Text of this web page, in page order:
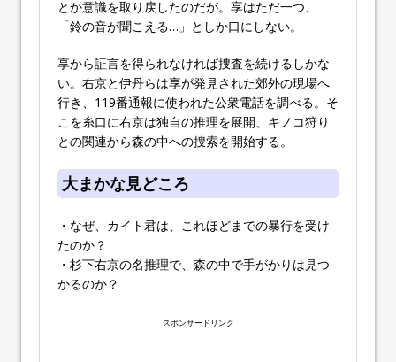
とか意識を取り戻したのだが。享はただ一つ、
「鈴の音が聞こえる…」としか口にしない。
享から証言を得られなければ捜査を続けるしかな
い。右京と伊丹らは享が発見された郊外の現場へ
行き、119番通報に使われた公衆電話を調べる。そ
こを糸口に右京は独自の推理を展開、キノコ狩り
との関連から森の中への捜索を開始する。
大まかな見どころ
・なぜ、カイト君は、これほどまでの暴行を受け
たのか？
・杉下右京の名推理で、森の中で手がかりは見つ
かるのか？
スポンサードリンク